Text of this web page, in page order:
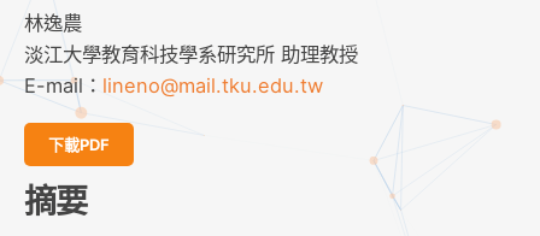
林逸農
淡江大學教育科技學系研究所 助理教授
E-mail： lineno@mail.tku.edu.tw
下載PDF
摘要